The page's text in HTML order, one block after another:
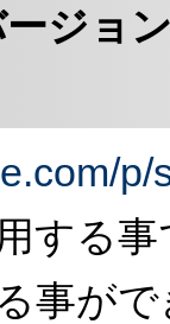
ジョ
p/
する
事が